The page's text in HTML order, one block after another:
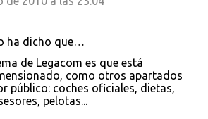
ha dicho que…
de Legacom es que está
como otros apartados
público: coches oficiales, dietas,
pelotas...